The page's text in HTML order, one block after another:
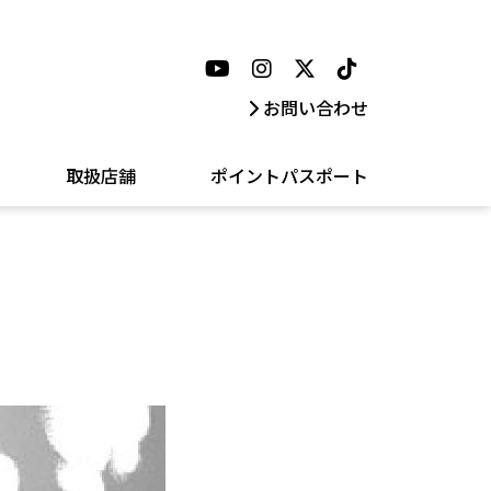
取扱店舗 ポイントパスポート
お問い合わせ